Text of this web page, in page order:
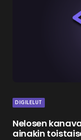
DIGILELUT
Nelosen
ainakin